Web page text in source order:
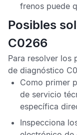
frenos puede
Posibles
C0266
Para resolver los
de diagnóstico
Como primer
de servicio
específica
Inspecciona